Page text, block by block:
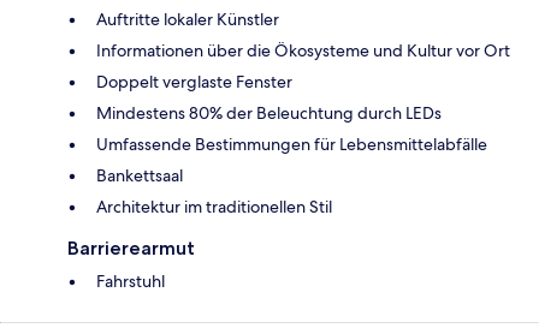
Auftritte lokaler Künstler
Informationen über die Ökosysteme und Kultur vor Ort
Doppelt verglaste Fenster
Mindestens 80% der Beleuchtung durch LEDs
Umfassende Bestimmungen für Lebensmittelabfälle
Bankettsaal
Architektur im traditionellen Stil
Barrierearmut
Fahrstuhl